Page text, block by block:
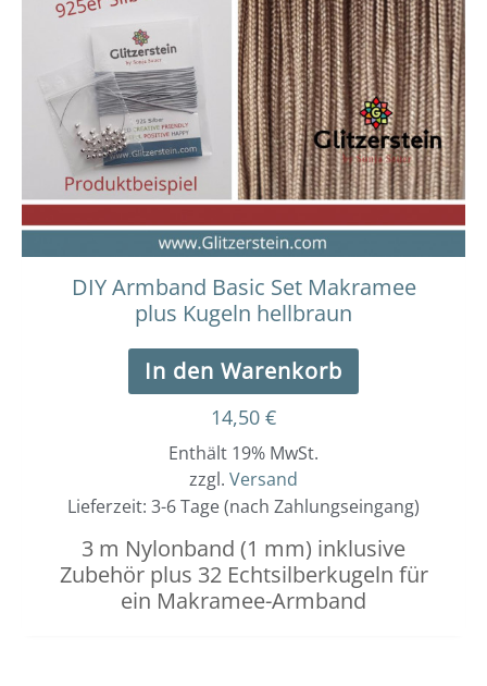
DIY Armband Basic Set Makramee
plus Kugeln hellbraun
In den Warenkorb
14,50 €
Enthält 19% MwSt.
zzgl. Versand
Lieferzeit: 3-6 Tage (nach Zahlungseingang)
3 m Nylonband (1 mm) inklusive
Zubehör plus 32 Echtsilberkugeln für
ein Makramee-Armband